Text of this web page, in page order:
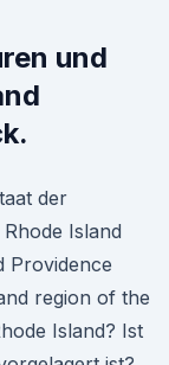
und
der
Island
Providence
region of the
Island? Ist